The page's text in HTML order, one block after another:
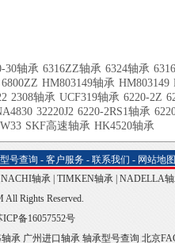
30轴承 6316ZZ轴承 6324轴承
6800ZZ HM803149轴承 HM803149
2308轴承 UCF319轴承 6220-2Z
32220J2 6220-2RS1轴承
SKF高速轴承 HK4520轴承
型号查询 - 客户服务- 联系我们 - 网站地图
NACHI轴承| TIMKEN轴承| NADELLA
Rights Reserved.
ICP备16057552号
承 广州进口轴承 轴承型号查询 北京